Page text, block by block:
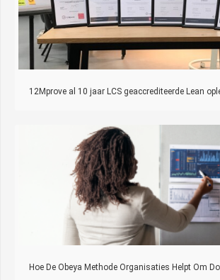
12Mprove al 10 jaar LCS geaccrediteerde Lean
Hoe De Obeya Methode Organisaties Helpt Om